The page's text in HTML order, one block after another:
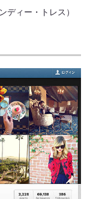
ディー・トレス）